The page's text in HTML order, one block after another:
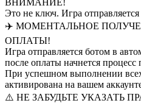
Это не ключ. Игра отправляется
✈️ МОМЕНТАЛЬНОЕ
ОПЛАТЫ!
Игра отправляется ботом в
после оплаты начнется
При успешном выполнении
активирована на вашем
⚠️ НЕ ЗАБУДЬТЕ УКАЗАТЬ